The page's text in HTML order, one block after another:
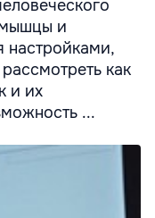
мышцы и
настройками,
как
и их
...